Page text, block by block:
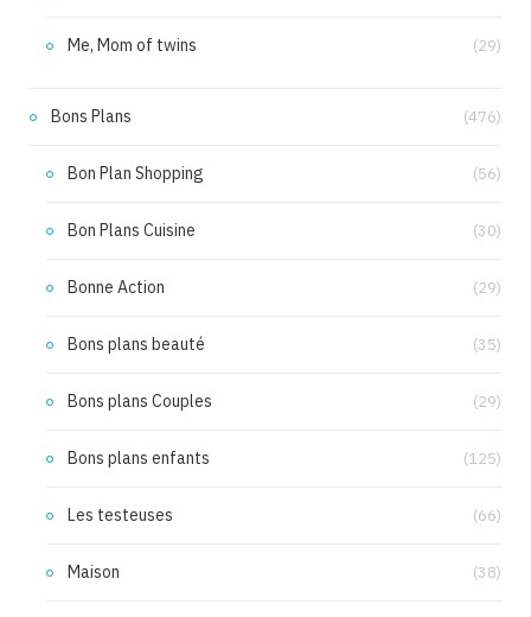
Me, Mom of twins (29)
Bons Plans (476)
Bon Plan Shopping (56)
Bon Plans Cuisine (30)
Bonne Action (29)
Bons plans beauté (35)
Bons plans Couples (29)
Bons plans enfants (125)
Les testeuses (66)
Maison (38)